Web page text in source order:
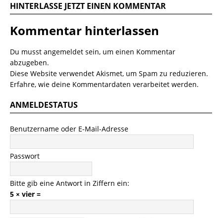
HINTERLASSE JETZT EINEN KOMMENTAR
Kommentar hinterlassen
Du musst angemeldet sein, um einen Kommentar
abzugeben.
Diese Website verwendet Akismet, um Spam zu reduzieren.
Erfahre, wie deine Kommentardaten verarbeitet werden.
ANMELDESTATUS
Benutzername oder E-Mail-Adresse
Passwort
Bitte gib eine Antwort in Ziffern ein:
5 × vier =